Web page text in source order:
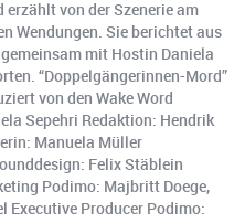
von der Szenerie am
Wendungen. Sie berichtet aus
mit Hostin Daniela
“Doppelgängerinnen-Mord”
von den Wake Word
Sepehri Redaktion: Hendrik
Manuela Müller
Felix Stäblein
Podimo: Majbritt Doege,
Executive Producer Podimo: